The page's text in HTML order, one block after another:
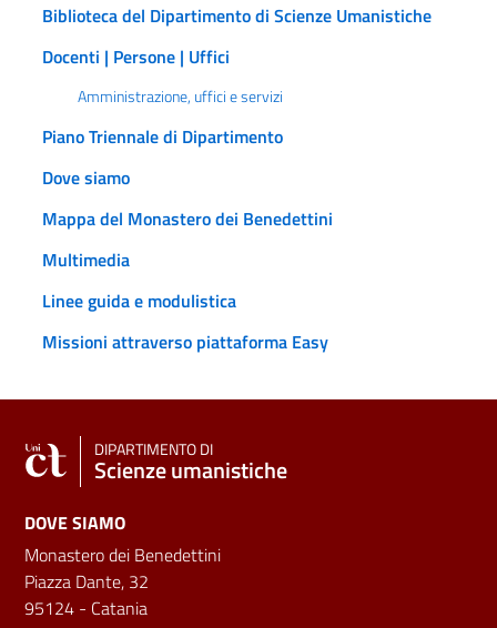
Biblioteca del Dipartimento di Scienze Umanistiche
Docenti | Persone | Uffici
Amministrazione, uffici e servizi
Piano Triennale di Dipartimento
Dove siamo
Mappa del Monastero dei Benedettini
Multimedia
Linee guida e modulistica
Missioni attraverso piattaforma Easy
DIPARTIMENTO DI
Scienze umanistiche
DOVE SIAMO
Monastero dei Benedettini
Piazza Dante, 32
95124 - Catania